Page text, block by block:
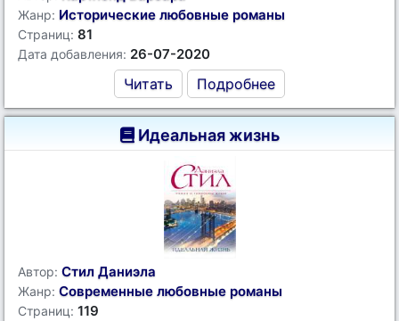
Жанр: Исторические любовные романы
Страниц: 81
Дата добавления: 26-07-2020
Читать Подробнее
Идеальная жизнь
Автор: Стил Даниэла
Жанр: Современные любовные романы
Страниц: 119